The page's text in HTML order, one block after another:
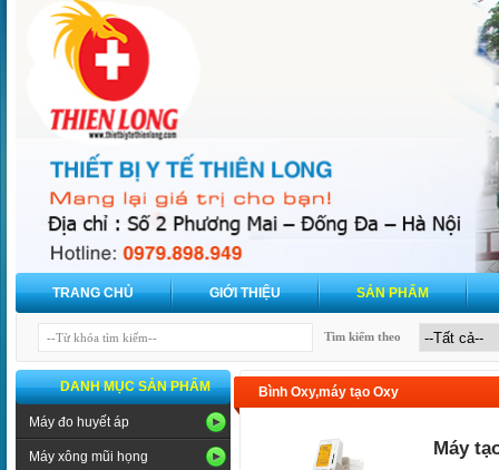
TRANG CHỦ GIỚI THIỆU SẢN PHẨM
Tìm kiếm theo
DANH MỤC SẢN PHẨM
Máy đo huyết áp
Máy xông mũi họng
Bình Oxy,máy tạo Oxy
Máy